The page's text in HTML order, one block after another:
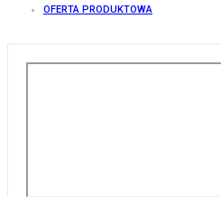
OFERTA PRODUKTOWA